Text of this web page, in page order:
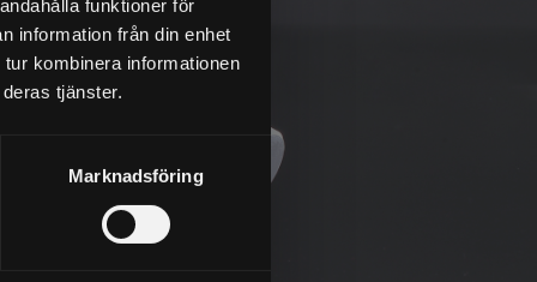
funktioner för
information från din enhet
kombinera informationen
tjänster.
Marknadsföring